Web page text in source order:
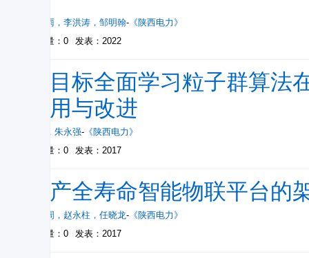
关向雨 ， 李洪涛 ， 邹明翰- 《陕西电力》
被引量：0
发表：2022
多目标全面学习粒子群算
应用与改进
， 朱永强- 《陕西电力》
被引量：0
发表：2017
资产全寿命智能物联平台的
张根周 ， 赵永柱 ， 任晓龙- 《陕西电力》
被引量：0
发表：2017